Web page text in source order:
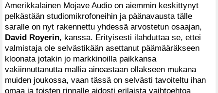
Amerikkalainen Mojave Audio on aiemmin keskittynyt
pelkästään studiomikrofoneihin ja päänavausta tälle
saralle on nyt rakennettu yhdessä arvostetun osaajan,
David Royerin, kanssa. Erityisesti ilahduttaa se, ettei
valmistaja ole selvästikään asettanut päämääräkseen
kloonata jotakin jo markkinoilla paikkansa
vakiinnuttanutta mallia ainoastaan ollakseen mukana
muiden joukossa, vaan tässä on selvästi tavoiteltu ihan
omaa ja toisten rinnalle aidosti erilaista vaihtoehtoa